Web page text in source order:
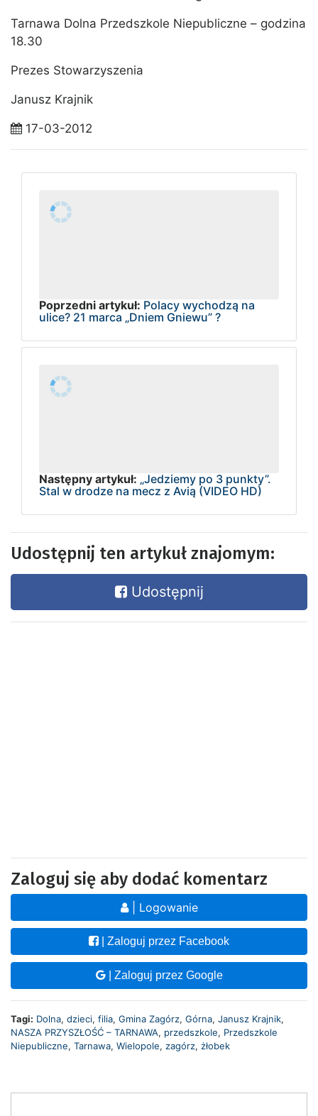
Tarnawa Dolna Przedszkole Niepubliczne – godzina
18.30
Prezes Stowarzyszenia
Janusz Krajnik
17-03-2012
Poprzedni artykuł: Polacy wychodzą na
ulice? 21 marca „Dniem Gniewu” ?
Następny artykuł: „Jedziemy po 3 punkty”.
Stal w drodze na mecz z Avią (VIDEO HD)
Udostępnij ten artykuł znajomym:
Udostępnij
Zaloguj się aby dodać komentarz
| Logowanie
| Zaloguj przez Facebook
| Zaloguj przez Google
Tagi: Dolna, dzieci, filia, Gmina Zagórz, Górna, Janusz Krajnik,
NASZA PRZYSZŁOŚĆ – TARNAWA, przedszkole, Przedszkole
Niepubliczne, Tarnawa, Wielopole, zagórz, żłobek